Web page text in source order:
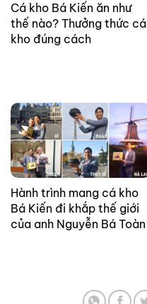
Cá kho Bá Kiến ăn như
thế nào? Thưởng thức cá
kho đúng cách
Hành trình mang cá kho
Bá Kiến đi khắp thế giới
của anh Nguyễn Bá Toàn